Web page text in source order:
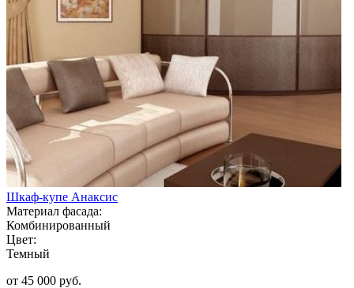
Шкаф-купе Анаксис
Материал фасада:
Комбинированный
Цвет:
Темный
от 45 000 руб.